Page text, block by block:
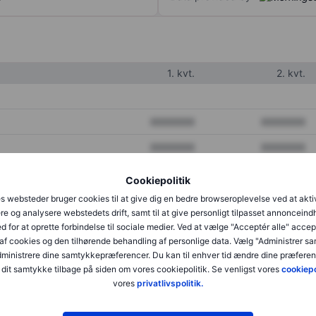
Cookiepolitik
websteder bruger cookies til at give dig en bedre browseroplevelse ved at
og analysere webstedets drift, samt til at give personligt tilpasset
for at oprette forbindelse til sociale medier. Ved at vælge "Acceptér alle"
cookies og den tilhørende behandling af personlige data. Vælg "Administrer
dine samtykkepræferencer. Du kan til enhver tid ændre dine
samtykke tilbage på siden om vores cookiepolitik. Se venligst vores
vores privatlivspolitik.
1. kvt. 2. kvt.
XXXXXXX XXXXXXX
XXXXXXX